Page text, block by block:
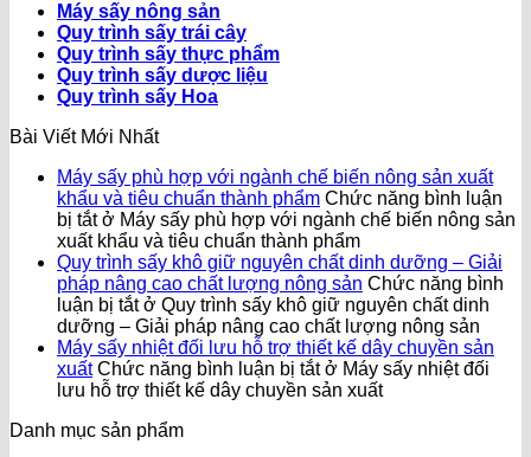
Máy sấy nông sản
Quy trình sấy trái cây
Quy trình sấy thực phẩm
Quy trình sấy dược liệu
Quy trình sấy Hoa
Bài Viết Mới Nhất
Máy sấy phù hợp với ngành chế biến nông sản xuất
khẩu và tiêu chuẩn thành phẩm Chức năng bình luận
bị tắtở Máy sấy phù hợp với ngành chế biến nông sản
xuất khẩu và tiêu chuẩn thành phẩm
Quy trình sấy khô giữ nguyên chất dinh dưỡng – Giải
pháp nâng cao chất lượng nông sản Chức năng bình
luận bị tắtở Quy trình sấy khô giữ nguyên chất dinh
dưỡng – Giải pháp nâng cao chất lượng nông sản
Máy sấy nhiệt đối lưu hỗ trợ thiết kế dây chuyền sản
xuất Chức năng bình luận bị tắtở Máy sấy nhiệt đối
lưu hỗ trợ thiết kế dây chuyền sản xuất
Danh mục sản phẩm